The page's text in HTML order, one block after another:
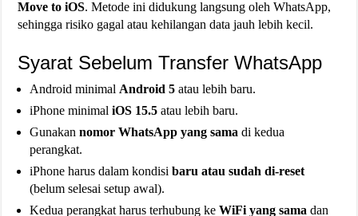
Move to iOS. Metode ini didukung langsung oleh WhatsApp,
sehingga risiko gagal atau kehilangan data jauh lebih kecil.
Syarat Sebelum Transfer WhatsApp
Android minimal Android 5 atau lebih baru.
iPhone minimaliOS 15.5 atau lebih baru.
Gunakannomor WhatsApp yang sama di kedua
perangkat.
iPhone harus dalam kondisibaru atau sudah di-reset
(belum selesai setup awal).
Kedua perangkat harus terhubung keWiFi yang sama dan